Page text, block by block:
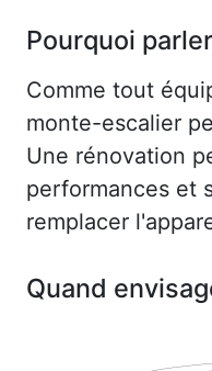
Pourquoi
Comme tout
monte-escalier
Une rénovation
performances et
remplacer
Quand